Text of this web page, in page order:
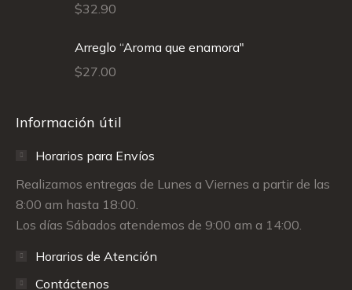
$32.90
Arreglo “Aroma que enamora"
$27.00
Información útil
Horarios para Envíos
Realizamos entregas de Lunes a Viernes a partir de las
8:00 am hasta 18:00.
Los días Sábados atendemos de 9:00 am a 14:00.
Horarios de Atención
Contáctenos